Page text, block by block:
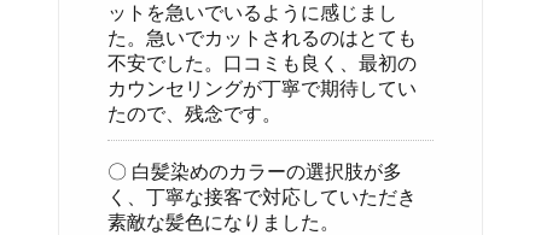
ットを急いでいるように感じまし
た。急いでカットされるのはとても
不安でした。口コミも良く、最初の
カウンセリングが丁寧で期待してい
たので、残念です。
〇 白髪染めのカラーの選択肢が多
く、丁寧な接客で対応していただき
素敵な髪色になりました。